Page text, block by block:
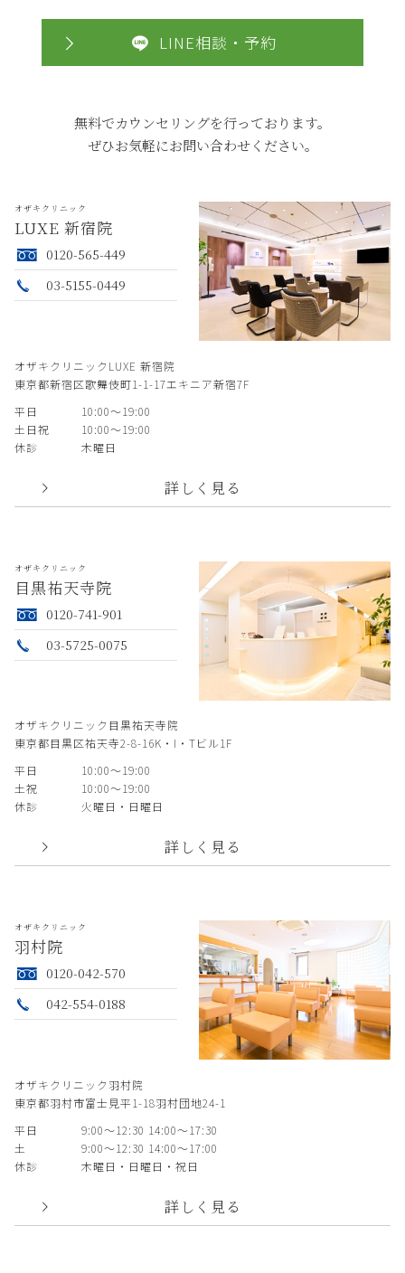
LINE相談・予約
無料でカウンセリングを行っております。
ぜひお気軽にお問い合わせください。
オザキクリニック
LUXE 新宿院
0120-565-449
03-5155-0449
オザキクリニックLUXE 新宿院
東京都新宿区歌舞伎町1-1-17エキニア新宿7F
平日
10:00〜19:00
土日祝
10:00〜19:00
休診
木曜日
詳しく見る
オザキクリニック
目黒祐天寺院
0120-741-901
03-5725-0075
オザキクリニック目黒祐天寺院
東京都目黒区祐天寺2-8-16K・I・Tビル1F
平日
10:00〜19:00
土祝
10:00〜19:00
休診
火曜日・日曜日
詳しく見る
オザキクリニック
羽村院
0120-042-570
042-554-0188
オザキクリニック羽村院
東京都羽村市富士見平1-18羽村団地24-1
平日
9:00〜12:30 14:00〜17:30
土
9:00〜12:30 14:00〜17:00
休診
木曜日・日曜日・祝日
詳しく見る